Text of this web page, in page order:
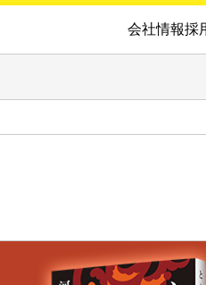
会社情報採